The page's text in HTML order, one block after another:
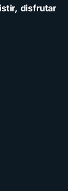
disfrutar